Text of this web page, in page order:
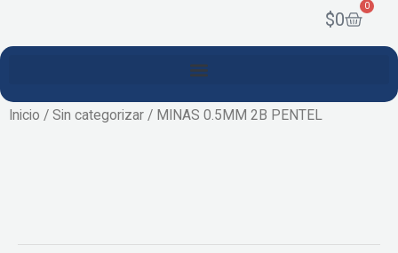
$0
0
Cart
Inicio / Sin categorizar / MINAS 0.5MM 2B PENTEL